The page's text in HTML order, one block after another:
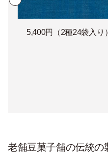
5,400円（2種24袋入り
老舗豆菓子舗の伝統